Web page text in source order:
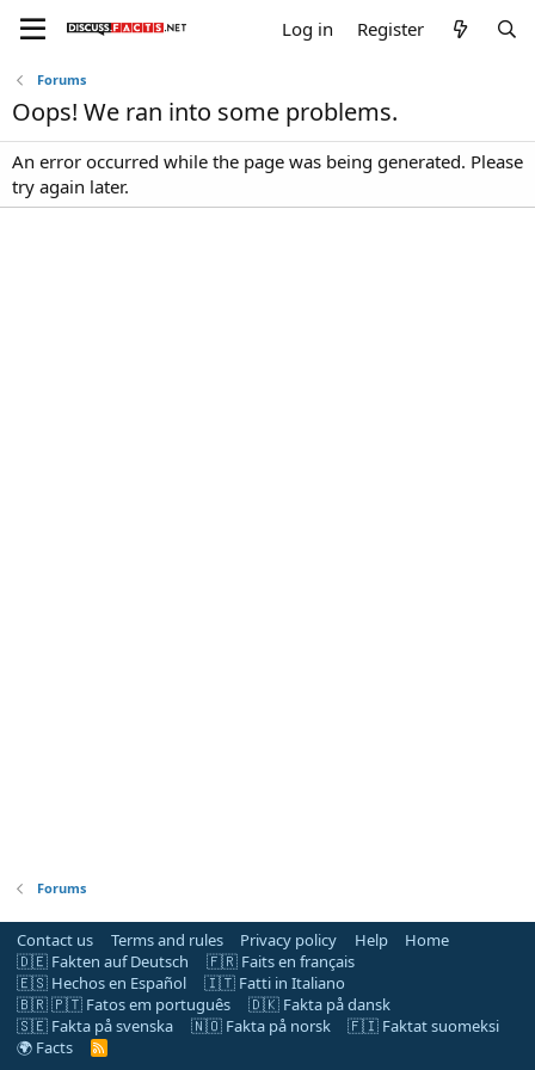
Log in Register
Forums
Oops! We ran into some problems.
An error occurred while the page was being generated. Please
try again later.
Forums
Contact us Terms and rules Privacy policy Help
Home
🇩🇪 Fakten auf Deutsch
🇫🇷 Faits en français
🇪🇸 Hechos en Español
🇮🇹 Fatti in Italiano
🇧🇷 🇵🇹 Fatos em português
🇩🇰 Fakta på dansk
🇸🇪 Fakta på svenska
🇳🇴 Fakta på norsk
🇫🇮 Faktat suomeksi
🌍 Facts
R